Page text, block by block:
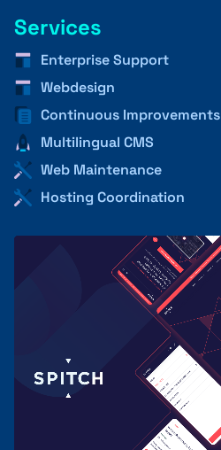
Services
Enterprise Support
Webdesign
Continuous Improvements
Multilingual CMS
Web Maintenance
Hosting Coordination